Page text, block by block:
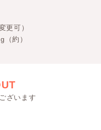
更可）
約）
ざいます